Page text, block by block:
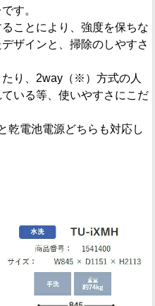
す。
ことにより、強度を保ちな
ザインと、掃除のしやすさ
り、2way（※）方式の人
いる等、使いやすさにこだ
乾電池電源どちらも対応し